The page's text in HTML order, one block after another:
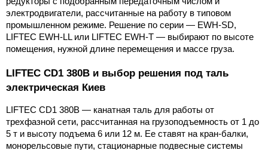
электродвигатели, рассчитанные на работу в типовом
промышленном режиме. Решение по серии — EWH-SD,
LIFTEC EWH-LL или LIFTEC EWH-T — выбирают по высоте
помещения, нужной длине перемещения и массе груза.
LIFTEC CD1 380В и выбор решения под таль
электрическая Киев
LIFTEC CD1 380В — канатная таль для работы от
трехфазной сети, рассчитанная на грузоподъемность от 1 до
5 т и высоту подъема 6 или 12 м. Ее ставят на кран-балки,
монорельсовые пути, стационарные подвесные системы